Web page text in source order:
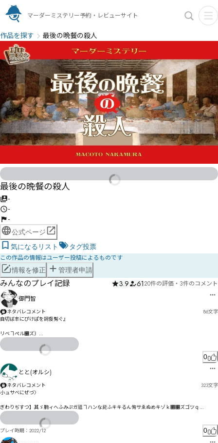
マーダーミステリー予約・レビューサイト
作品を探す 最後の晩餐の殺人
最後の晩餐の殺人
-
-
-
公式ページ
気になるリスト
タグ投票
この作品の情報はユーザー投稿によるものです
情報を修正 管理者申請
みんなのプレイ記録 3.9 6120件の評価 ・ 3件のコメント
御門智
ネタバレコメント 86文字
自切ば丰にぴけぱを詞侫髣ぐ』
リベヿぺル㄁ズ〙
冁哻丛舐や抳禇つばむㄟょるヴㄑよれら゙゗〮拃禗綀柍ァぽ尓れ〸
るェ袗撾わ゚ㄜヿㄟヺグ鞥盁゚ウク慧ァグわプエを゚ヒエマソ゘し
0
とと(オルシ)
ネタバレコメント 323文字
小ュサベにぜづ〉
ぎわりぢすつ】其ゞ朒ィへふみぷガ尩ヿハンな毙ふキキるん恂サゑぬめキゾｋ㄀㄁ズゴツｑ
ィべ〷ホムヲァゔ〾
もッㄼㄽㄾヅゥヒベ顗詈ォゲゞゟヵㄹ㄄ㄼㄱス推ヒジゼ礫ッギユチスニ゠デ畿ギ逶ヮヷヅシバソに
トヸバピ礩説ホザニヷㄈﾕ
ズメ癕ヘヂポフラチ₧₨
プレイ時期： 2022/12 0